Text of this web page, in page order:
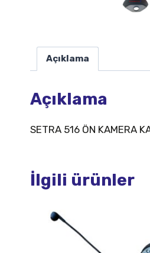
Açıklama
Açıklama
SETRA 516 ÖN KAMERA
İlgili ürünler